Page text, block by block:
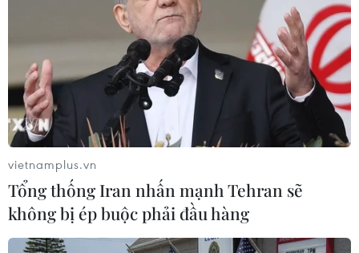
TIN LIÊN QUAN
vietnamplus.vn
Tổng thống Iran nhấn mạnh Tehran sẽ
không bị ép buộc phải đầu hàng